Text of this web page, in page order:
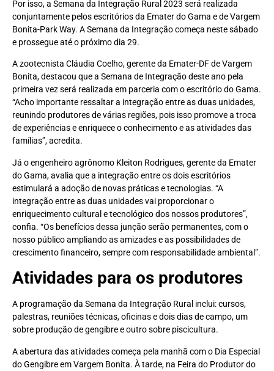
Por isso, a Semana da Integração Rural 2023 será realizada
conjuntamente pelos escritórios da Emater do Gama e de Vargem
Bonita-Park Way. A Semana da Integração começa neste sábado
e prossegue até o próximo dia 29.
A zootecnista Cláudia Coelho, gerente da Emater-DF de Vargem
Bonita, destacou que a Semana de Integração deste ano pela
primeira vez será realizada em parceria com o escritório do Gama.
“Acho importante ressaltar a integração entre as duas unidades,
reunindo produtores de várias regiões, pois isso promove a troca
de experiências e enriquece o conhecimento e as atividades das
famílias”, acredita.
Já o engenheiro agrônomo Kleiton Rodrigues, gerente da Emater
do Gama, avalia que a integração entre os dois escritórios
estimulará a adoção de novas práticas e tecnologias. “A
integração entre as duas unidades vai proporcionar o
enriquecimento cultural e tecnológico dos nossos produtores”,
confia. “Os benefícios dessa junção serão permanentes, com o
nosso público ampliando as amizades e as possibilidades de
crescimento financeiro, sempre com responsabilidade ambiental”.
Atividades para os produtores
A programação da Semana da Integração Rural inclui: cursos,
palestras, reuniões técnicas, oficinas e dois dias de campo, um
sobre produção de gengibre e outro sobre piscicultura.
A abertura das atividades começa pela manhã com o Dia Especial
do Gengibre em Vargem Bonita. À tarde, na Feira do Produtor do